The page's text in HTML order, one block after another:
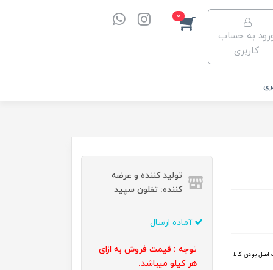
به حساب
کاربری
0
بودن کالا
تولید کننده و عرضه
کننده: تفلون سپید
آماده ارسال
توجه : قیمت فروش به ازای
هر کیلو میباشد.